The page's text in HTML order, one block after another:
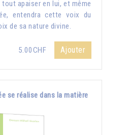
apaiser en lui, et même
entendra cette voix du
de sa nature divine.
5.00CHF Ajouter
se réalise dans la matière